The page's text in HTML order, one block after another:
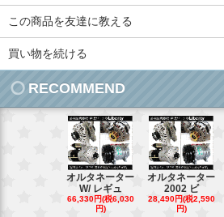
この商品を友達に教える
買い物を続ける
RECOMMEND
オルタネーター
W/ レギュ
66,330円(税6,030
円)
オルタネーター
2002 ビ
28,490円(税2,590
円)